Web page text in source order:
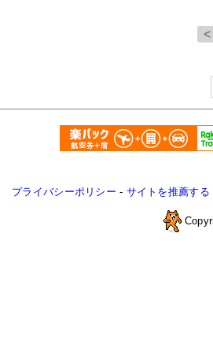
プライバシーポリシー - サイトを推薦する